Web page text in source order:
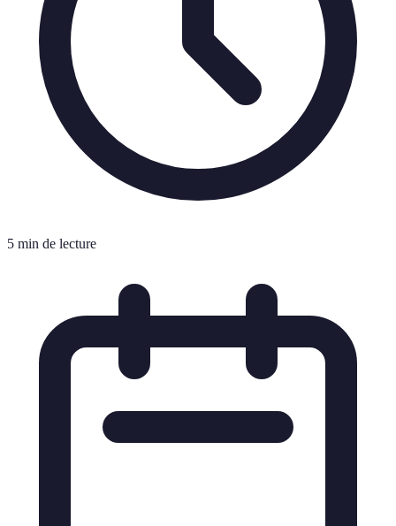
5 min de lecture